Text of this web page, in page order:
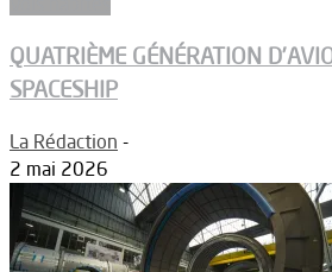
QUATRIÈME GÉNÉRATION
SPACESHIP
La Rédaction -
2 mai 2026